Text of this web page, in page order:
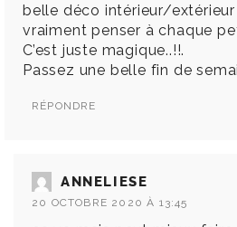
belle déco intérieur/
vraiment penser à chaque
C’est juste magique..!!.
Passez une belle fin de
RÉPONDRE
ANNELIESE
20 OCTOBRE 2020 À 13:45